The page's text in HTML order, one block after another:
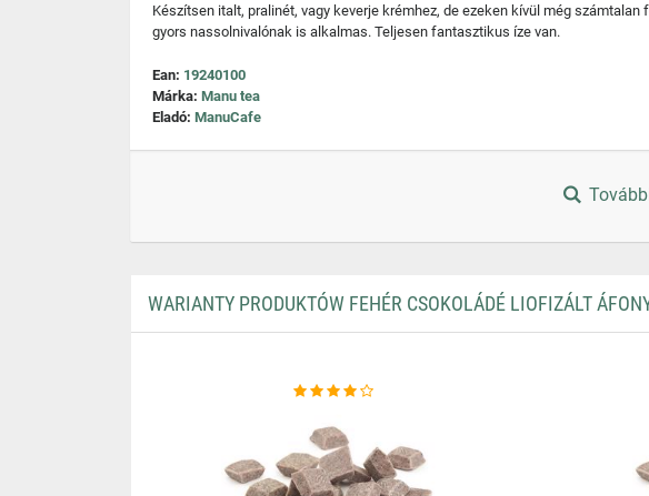
Készítsen italt, pralinét, vagy keverje krémhez, de ezeken kívül még
gyors nassolnivalónak is alkalmas. Teljesen fantasztikus íze van.
Ean: 19240100
Márka: Manu tea
Eladó: ManuCafe
WARIANTY PRODUKTÓW FEHÉR CSOKOLÁDÉ LIOFIZÁLT